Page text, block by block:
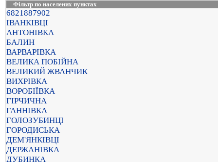
Фільтр по населених пунктах
6821887902
ІВАНКІВЦІ
АНТОНІВКА
БАЛИН
ВАРВАРІВКА
ВЕЛИКА ПОБІЙНА
ВЕЛИКИЙ ЖВАНЧИК
ВИХРІВКА
ВОРОБІЇВКА
ГІРЧИЧНА
ГАННІВКА
ГОЛОЗУБИНЦІ
ГОРОДИСЬКА
ДЕМ'ЯНКІВЦІ
ДЕРЖАНІВКА
ДУБИНКА